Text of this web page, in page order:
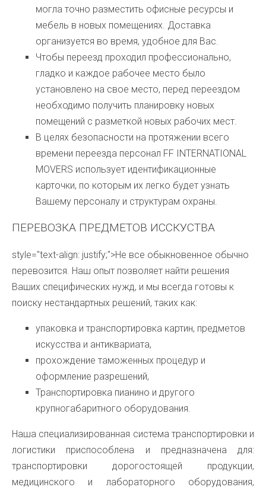
могла точно разместить офисные ресурсы и
мебель в новых помещениях. Доставка
организуется во время, удобное для Вас.
Чтобы переезд проходил профессионально,
гладко и каждое рабочее место было
установлено на свое место, перед переездом
необходимо получить планировку новых
помещений с разметкой новых рабочих мест.
В целях безопасности на протяжении всего
времени переезда персонал FF INTERNATIONAL
MOVERS использует идентификационные
карточки, по которым их легко будет узнать
Вашему персоналу и структурам охраны.
ПЕРЕВОЗКА ПРЕДМЕТОВ ИССКУСТВА
style="text-align: justify;">Не все обыкновенное обычно
перевозится. Наш опыт позволяет найти решения
Ваших специфических нужд, и мы всегда готовы к
поиску нестандартных решений, таких как:
упаковка и транспортировка картин, предметов
искусства и антиквариата,
прохождение таможенных процедур и
оформление разрешений,
Транспортировка пианино и другого
крупногабаритного оборудования.
Наша специализированная система транспортировки и
логистики приспособлена и предназначена для:
транспортировки дорогостоящей продукции,
медицинского и лабораторного оборудования,